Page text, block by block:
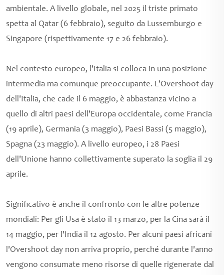
ambientale. A livello globale, nel 2025 il triste primato
spetta al Qatar (6 febbraio), seguito da Lussemburgo e
Singapore (rispettivamente 17 e 26 febbraio).
Nel contesto europeo, l'Italia si colloca in una posizione
intermedia ma comunque preoccupante. L'Overshoot day
dell'Italia, che cade il 6 maggio, è abbastanza vicino a
quello di altri paesi dell'Europa occidentale, come Francia
(19 aprile), Germania (3 maggio), Paesi Bassi (5 maggio),
Spagna (23 maggio). A livello europeo, i 28 Paesi
dell'Unione hanno collettivamente superato la soglia il 29
aprile.
Significativo è anche il confronto con le altre potenze
mondiali: Per gli Usa è stato il 13 marzo, per la Cina sarà il
14 maggio, per l'India il 12 agosto. Per alcuni paesi africani
l'Overshoot day non arriva proprio, perché durante l'anno
vengono consumate meno risorse di quelle rigenerate dal